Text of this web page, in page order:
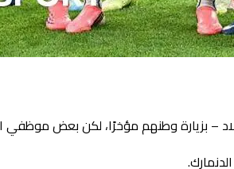
– بزيارة وطنهم مؤخرًا، لكن بعض